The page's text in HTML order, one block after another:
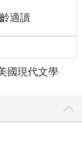
湧現。前幾天我
業。工作者跟著
備好去感覺、去
位操作員的形容
子。大到彷彿填
人們紛紛回到豪
適讀
國現代文學